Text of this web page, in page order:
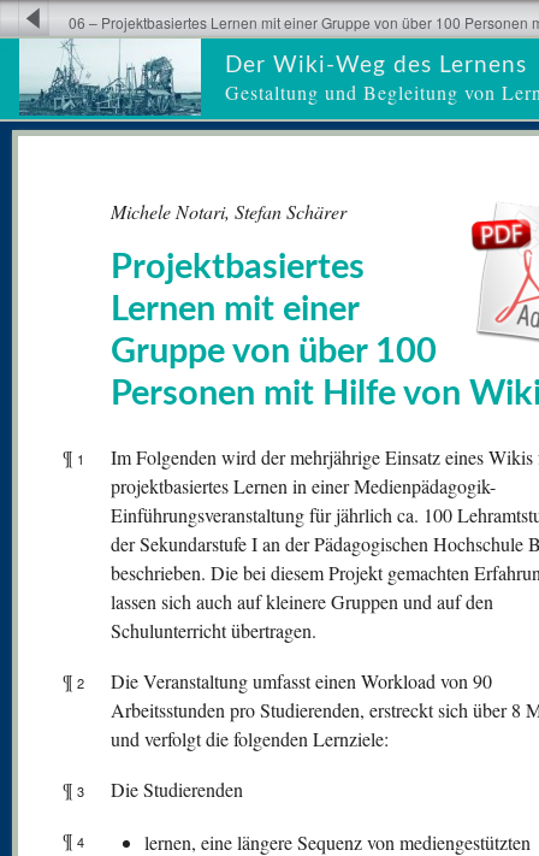
Der Wiki-Weg des Lernens
Gestaltung und Begleitung von
06 – Projektbasiertes Lernen mit einer Gruppe von über 100 Personen
Michele Notari, Stefan Schärer
Projektbasiertes
Lernen mit einer
Gruppe von über 100
Personen mit Hilfe von
¶ 1
Im Folgenden wird der mehrjährige Einsatz eines Wikis
projektbasiertes Lernen in einer Medienpädagogik-
Einführungsveranstaltung für jährlich ca. 100
der Sekundarstufe I an der Pädagogischen Hochschule
beschrieben. Die bei diesem Projekt gemachten
lassen sich auch auf kleinere Gruppen und auf den
Schulunterricht übertragen.
¶ 2
Die Veranstaltung umfasst einen Workload von 90
Arbeitsstunden pro Studierenden, erstreckt sich über 8
und verfolgt die folgenden Lernziele:
¶ 3
Die Studierenden
¶ 4
lernen, eine längere Sequenz von mediengestützten